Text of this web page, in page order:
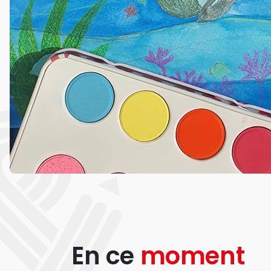
En ce moment